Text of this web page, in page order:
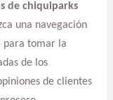
de chiquiparks
una navegación
para tomar la
de los
de clientes